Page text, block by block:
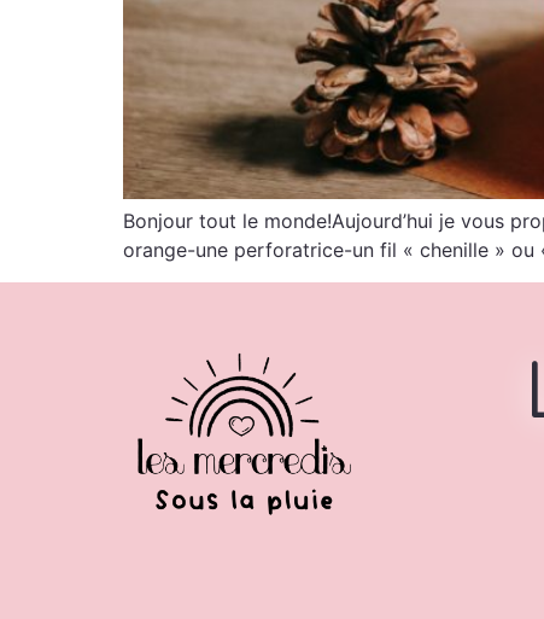
Bonjour tout le monde!Aujourd’hui je vous
orange-une perforatrice-un fil « chenille »